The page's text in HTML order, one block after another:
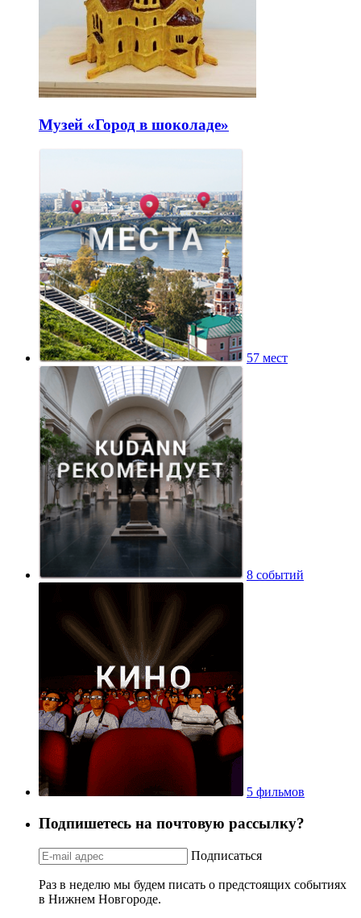
Музей «Город в шоколаде»
57 мест
8 событий
5 фильмов
Подпишетесь на почтовую рассылку?
Подписаться
Раз в неделю мы будем писать о предстоящих событиях
в Нижнем Новгороде.